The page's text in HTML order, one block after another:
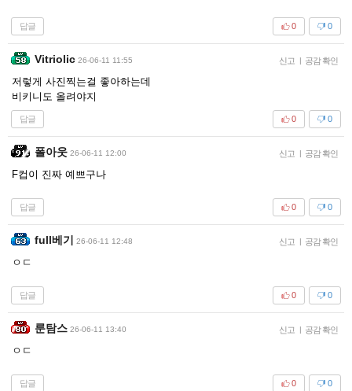
답글 0
0
Vitriolic 26-06-11 11:55 신고 | 공감 확인
저렇게 사진찍는걸 좋아하는데
비키니도 올려야지
답글 0
0
폴아웃 26-06-11 12:00 신고 | 공감 확인
F컵이 진짜 예쁘구나
답글 0
0
full베기 26-06-11 12:48 신고 | 공감 확인
ㅇㄷ
답글 0
0
룬탐스 26-06-11 13:40 신고 | 공감 확인
ㅇㄷ
답글 0
0